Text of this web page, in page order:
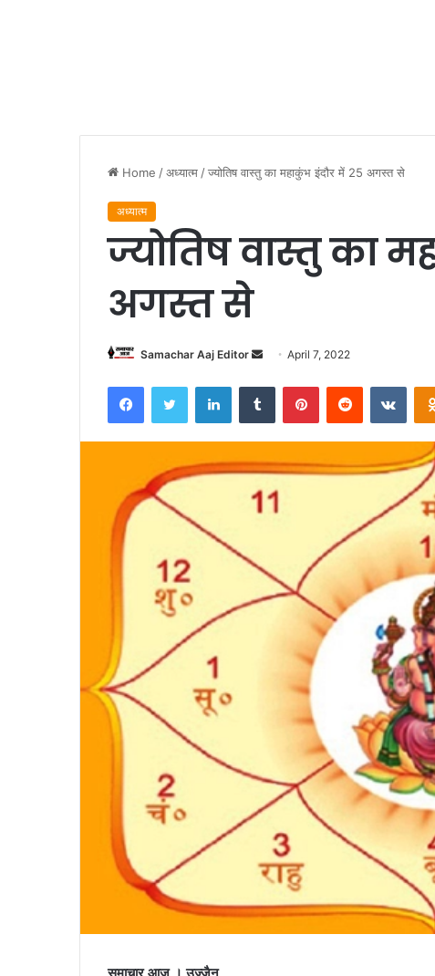
Home /अध्यात्म /ज्योतिष वास्तु का महाकुंभ इंदौर में 25 अगस्त से
अध्यात्म
ज्योतिष वास्तु का
अगस्त से
Samachar Aaj Editor
SendApril 7, 2022
FacebookTwitter LinkedInTumblr PinterestReddit